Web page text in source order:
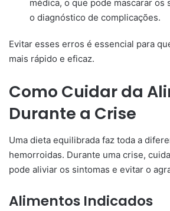
médica, o que pode mascarar
o diagnóstico de complicações.
Evitar esses erros é essencial para
mais rápido e eficaz.
Como Cuidar da
Durante a Crise
Uma dieta equilibrada faz toda a
hemorroidas. Durante uma crise,
pode aliviar os sintomas e evitar o
Alimentos Indicados